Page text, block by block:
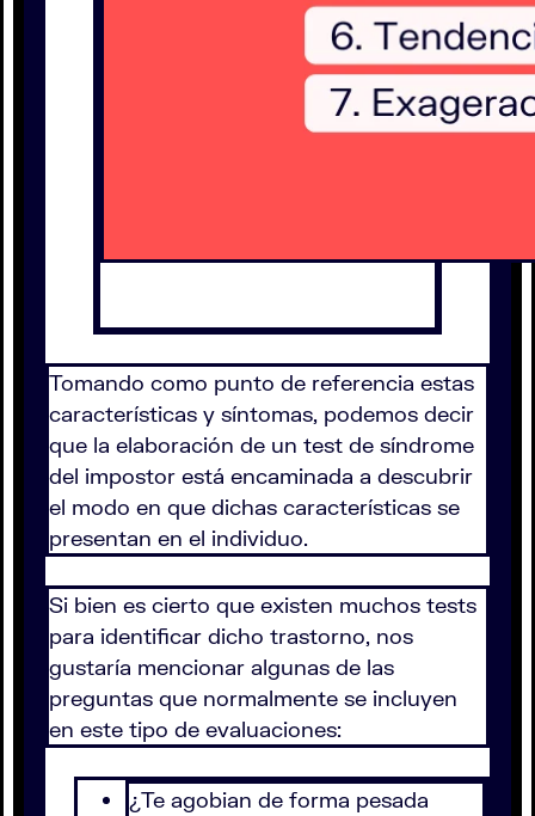
Tomando como punto de referencia estas
características y síntomas, podemos decir
que la elaboración de un test de síndrome
del impostor está encaminada a descubrir
el modo en que dichas características se
presentan en el individuo.
Si bien es cierto que existen muchos tests
para identificar dicho trastorno, nos
gustaría mencionar algunas de las
preguntas que normalmente se incluyen
en este tipo de evaluaciones:
¿Te agobian de forma pesada